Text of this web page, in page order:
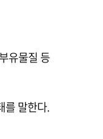
유물질 등
를 말한다.